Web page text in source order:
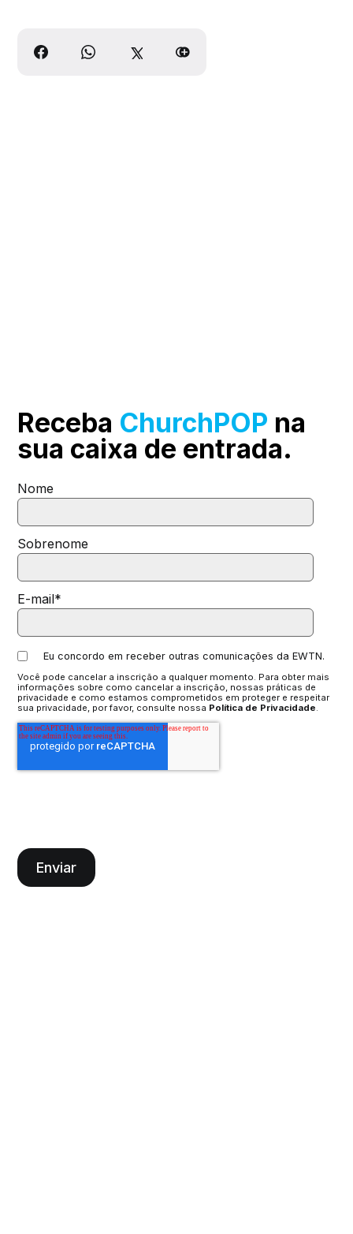
Receba ChurchPOP na
sua caixa de entrada.
Nome
Sobrenome
E-mail*
Eu concordo em receber outras comunicações da EWTN.
Você pode cancelar a inscrição a qualquer momento. Para obter mais
informações sobre como cancelar a inscrição, nossas práticas de
privacidade e como estamos comprometidos em proteger e respeitar
sua privacidade, por favor, consulte nossa Política de Privacidade.